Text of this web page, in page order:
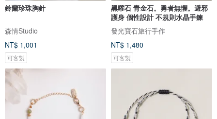
鈴蘭珍珠胸針
森情Studio
NT$ 1,001
可客製
黑曜石 青金石。勇者無懼。避邪
護身 個性設計 不規則水晶手鍊
發光寶石旅行手作
NT$ 1,480
可客製